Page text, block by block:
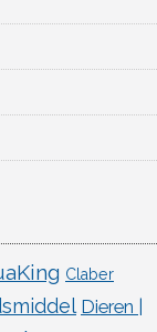
Claber
Dieren |